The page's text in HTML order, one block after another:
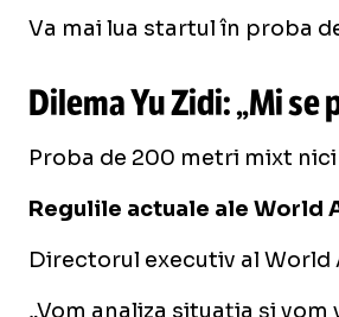
Va mai lua startul în proba
Dilema Yu Zidi: „Mi se
Proba de 200 metri mixt
Regulile actuale ale World
Directorul executiv al
„Vom analiza situația și